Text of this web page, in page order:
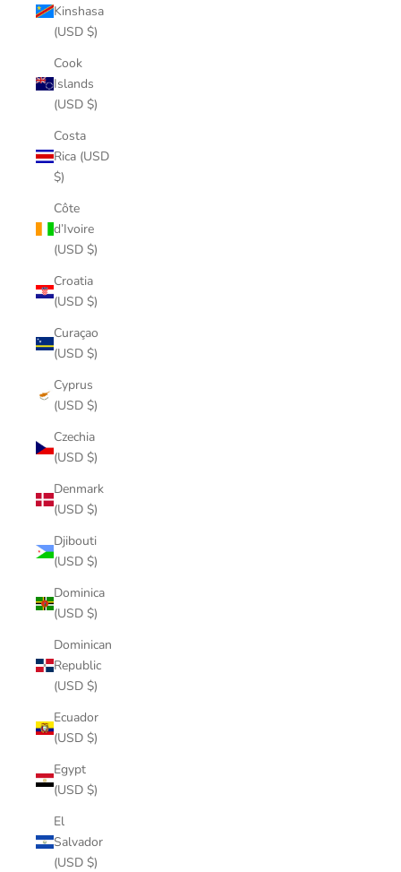
Kinshasa
(USD $)
Cook
Islands
(USD $)
Costa
Rica (USD
$)
Côte
d’Ivoire
(USD $)
Croatia
(USD $)
Curaçao
(USD $)
Cyprus
(USD $)
Czechia
(USD $)
Denmark
(USD $)
Djibouti
(USD $)
Dominica
(USD $)
Dominican
Republic
(USD $)
Ecuador
(USD $)
Egypt
(USD $)
El
Salvador
(USD $)